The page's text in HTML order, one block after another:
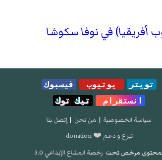
أفريقيا) في نوفا سكوشا
تويتر يوتيوب
فيسبوك
انستقرام
تيك توك
سياسة الخصوصية | من نحن | إتصل بنا
تبرع و دعم ❤️ donation
مرخص تحت رخصة المشاع الإبداعي 3.0